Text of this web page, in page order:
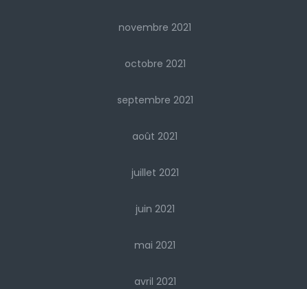
novembre 2021
octobre 2021
septembre 2021
août 2021
juillet 2021
juin 2021
mai 2021
avril 2021